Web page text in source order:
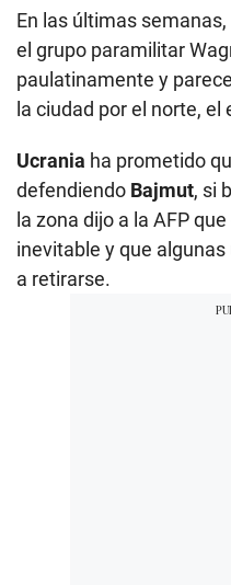
En las últimas
el grupo paramilitar
paulatinamente y
la ciudad por el norte, el
Ucrania ha prometido
defendiendo Bajmut, si
la zona dijo a la AFP
inevitable y que
a retirarse.